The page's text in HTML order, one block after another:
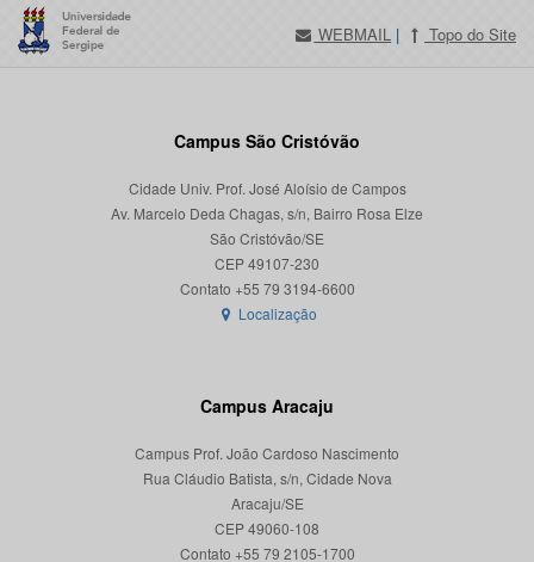
WEBMAIL | Topo do Site
Campus São Cristóvão
Cidade Univ. Prof. José Aloísio de Campos
Av. Marcelo Deda Chagas, s/n, Bairro Rosa Elze
São Cristóvão/SE
CEP 49107-230
Localização
Campus Aracaju
Campus Prof. João Cardoso Nascimento
Rua Cláudio Batista, s/n, Cidade Nova
Aracaju/SE
CEP 49060-108